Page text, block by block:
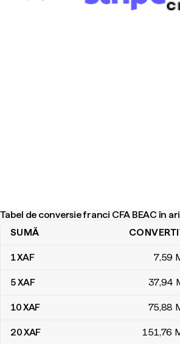
Tabel de conversie franci CFA BEAC în
Tabel de conversie franci CFA BEAC în
SUMĂ
1XAF 7,59
5XAF 37,94
10XAF 75,88
20XAF 151,76